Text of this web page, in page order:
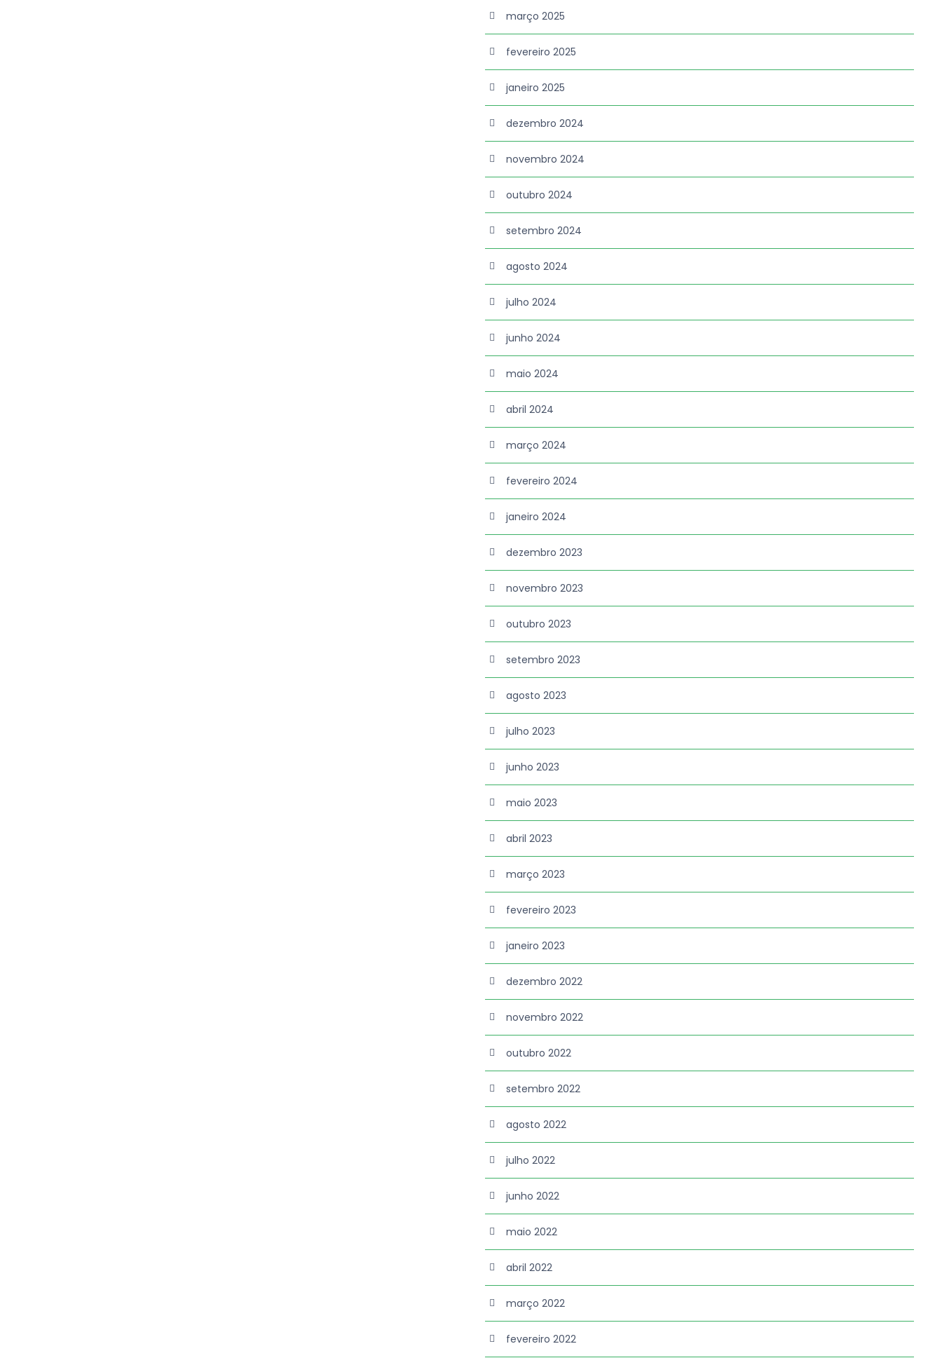
março 2025
fevereiro 2025
janeiro 2025
dezembro 2024
novembro 2024
outubro 2024
setembro 2024
agosto 2024
julho 2024
junho 2024
maio 2024
abril 2024
março 2024
fevereiro 2024
janeiro 2024
dezembro 2023
novembro 2023
outubro 2023
setembro 2023
agosto 2023
julho 2023
junho 2023
maio 2023
abril 2023
março 2023
fevereiro 2023
janeiro 2023
dezembro 2022
novembro 2022
outubro 2022
setembro 2022
agosto 2022
julho 2022
junho 2022
maio 2022
abril 2022
março 2022
fevereiro 2022